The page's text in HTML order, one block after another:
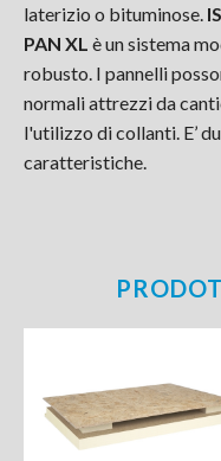
laterizio o bituminose.
PAN XL è un sistema
robusto. I pannelli
normali attrezzi da
l'utilizzo di collanti. E’
caratteristiche.